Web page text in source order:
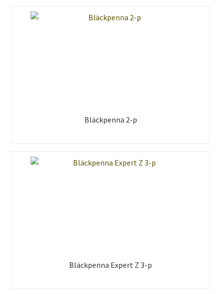
Bläckpenna 2-p
Bläckpenna Expert Z 3-p